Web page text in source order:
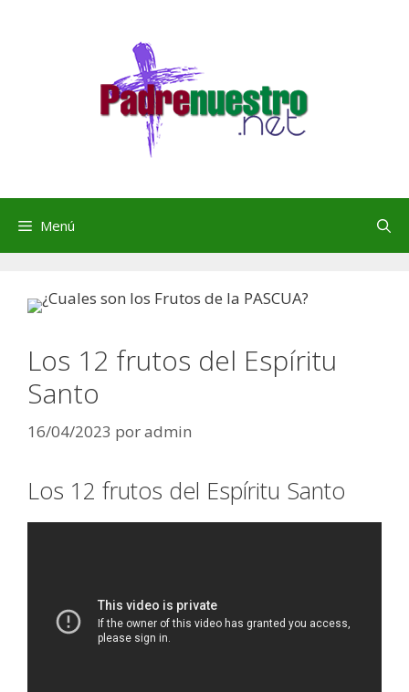
Menú
Los 12 frutos del Espíritu
Santo
16/04/2023 poradmin
Los 12 frutos del Espíritu Santo